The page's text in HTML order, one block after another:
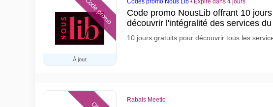
À jour
Code promo Codes promo Nous Lib • Expire dans 4 jours
Code promo NousLib offrant 10
découvrir l'intégralité des services
10 jours gratuits pour découvrir tous les
Rabais Meetic